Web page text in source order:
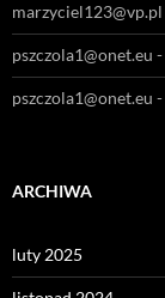
marzyciel123@vp.pl
pszczola1@onet.eu -
pszczola1@onet.eu -
ARCHIWA
luty 2025